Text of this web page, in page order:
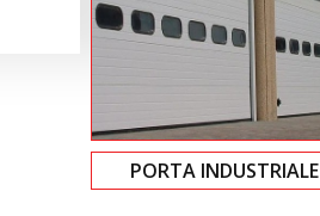
PORTA INDUSTRIALE